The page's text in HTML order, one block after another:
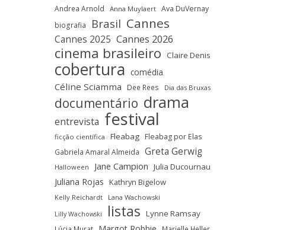
Andrea Arnold Anna Muylaert Ava DuVernay
biografia Brasil Cannes
Cannes 2025 Cannes 2026
cinema brasileiro Claire Denis
cobertura comédia
Céline Sciamma Dee Rees Dia das Bruxas
documentário drama
entrevista festival
ficção científica Fleabag Fleabag por Elas
Gabriela Amaral Almeida Greta Gerwig
Halloween Jane Campion Julia Ducournau
Juliana Rojas Kathryn Bigelow
Kelly Reichardt Lana Wachowski
Lilly Wachowski listas Lynne Ramsay